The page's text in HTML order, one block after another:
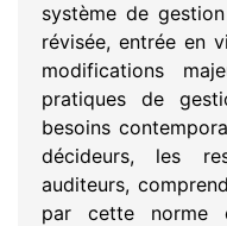
système de
révisée, entrée en
modifications
pratiques de
besoins
décideurs, les
auditeurs,
par cette norme